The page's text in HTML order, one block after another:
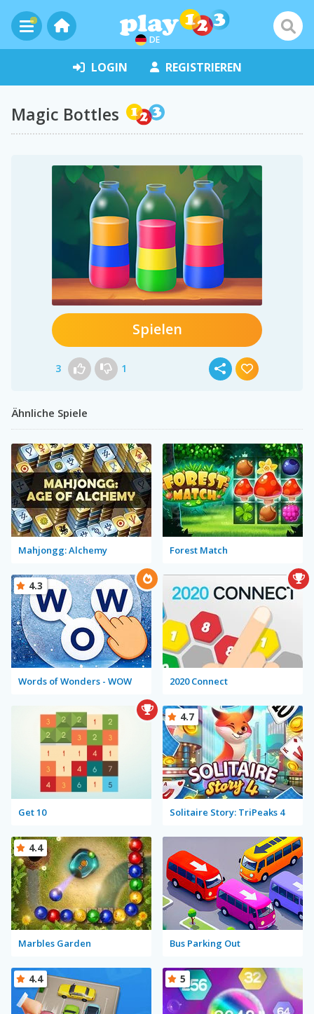
DE
LOGIN REGISTRIEREN
Magic Bottles
Spielen
3 1
Ähnliche Spiele
Mahjongg: Alchemy Forest Match
Words of Wonders - WOW
4.3
2020 Connect
Get 10 Solitaire Story: TriPeaks 4
4.7
Marbles Garden
4.4
Bus Parking Out
4.4 5